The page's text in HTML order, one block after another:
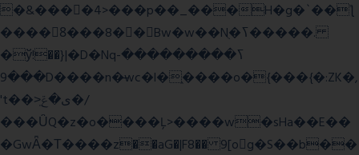
�&����4>���p��_���H�g�`��ƪ
����8َ���8� �󳳦Bw�w��Nֻ�ߖ�����.
�ў!��}|�D�Nqߖ���������-
���9D����n�̶wc�l�֑����o�{���{�:ZK�,
't��>͍ى�ݝ�/
���ǙQ�z�o����Ļ>����w�sHa��E��
�GwǞ�Τ����z��aG�|F8�� 9[og�S��b��